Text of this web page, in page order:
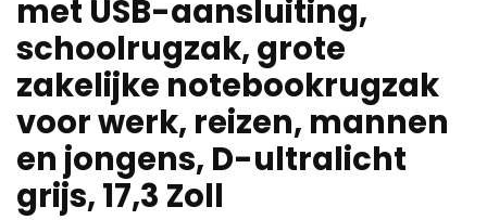
met USB-aansluiting,
schoolrugzak, grote
zakelijke notebookrugzak
voor werk, reizen, mannen
en jongens, D-ultralicht
grijs, 17,3 Zoll